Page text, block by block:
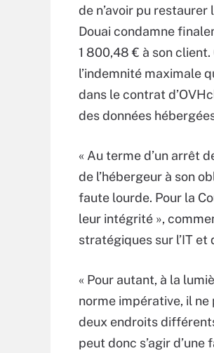
de n’avoir pu
Douai condamne
1 800,48 € à son
l’indemnité maximale
dans le contrat
des données
« Au terme d’un arrêt
de l’hébergeur à son
faute lourde. Pour la
leur intégrité »,
stratégiques sur l’IT et
« Pour autant, à la
norme impérative, il ne
deux endroits
peut donc s’agir